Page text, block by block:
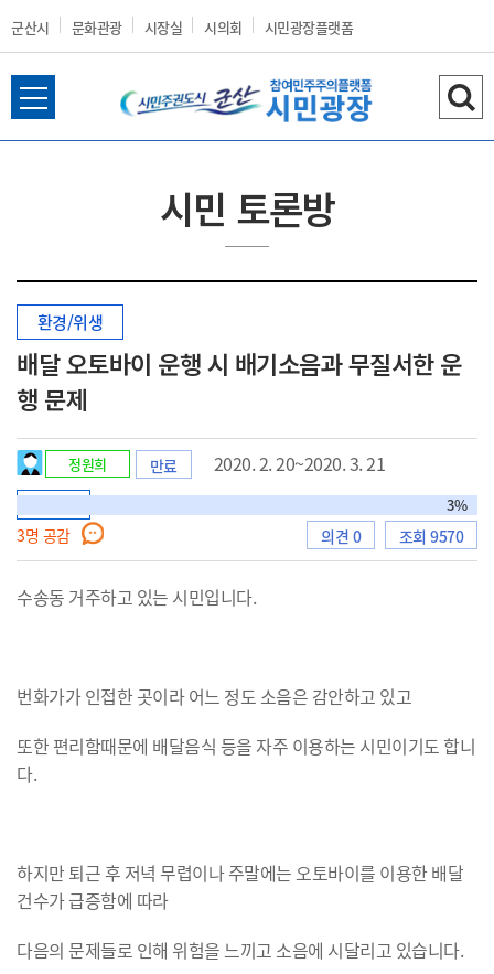
군산시 문화관광 시장실 시의회 시민광장플랫폼
군
시
홈
으
로
동
전
체
검
색
시민 토론방
환경/위생
배달 오토바이 운행 시 배기소음과 무질서한 운
행 문제
정원희 만료 2020. 2. 20~2020. 3. 21
3%
3명 공감 의견 0 조회 9570
수송동 거주하고 있는 시민입니다.
번화가가 인접한 곳이라 어느 정도 소음은 감안하고 있고
또한 편리함때문에 배달음식 등을 자주 이용하는 시민이기도 합니
다.
하지만 퇴근 후 저녁 무렵이나 주말에는 오토바이를 이용한 배달
건수가 급증함에 따라
다음의 문제들로 인해 위험을 느끼고 소음에 시달리고 있습니다.